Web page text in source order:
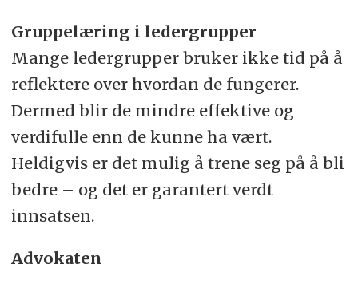
Gruppelæring i ledergrupper
Mange ledergrupper bruker ikke tid på å
reflektere over hvordan de fungerer.
Dermed blir de mindre effektive og
verdifulle enn de kunne ha vært.
Heldigvis er det mulig å trene seg på å bli
bedre – og det er garantert verdt
innsatsen.
Advokaten